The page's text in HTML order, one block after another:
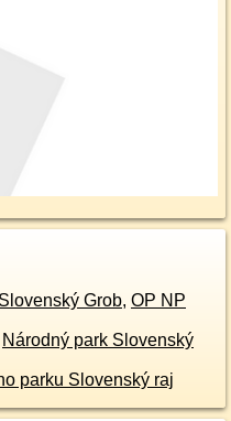
Grob, OP NP
Národný park Slovenský
parku Slovenský raj